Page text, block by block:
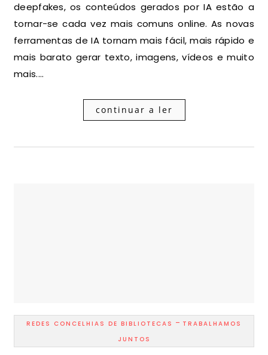
deepfakes, os conteúdos gerados por IA estão a
tornar-se cada vez mais comuns online. As novas
ferramentas de IA tornam mais fácil, mais rápido e
mais barato gerar texto, imagens, vídeos e muito
mais.…
continuar a ler
REDES CONCELHIAS DE BIBLIOTECAS - TRABALHAMOS
JUNTOS